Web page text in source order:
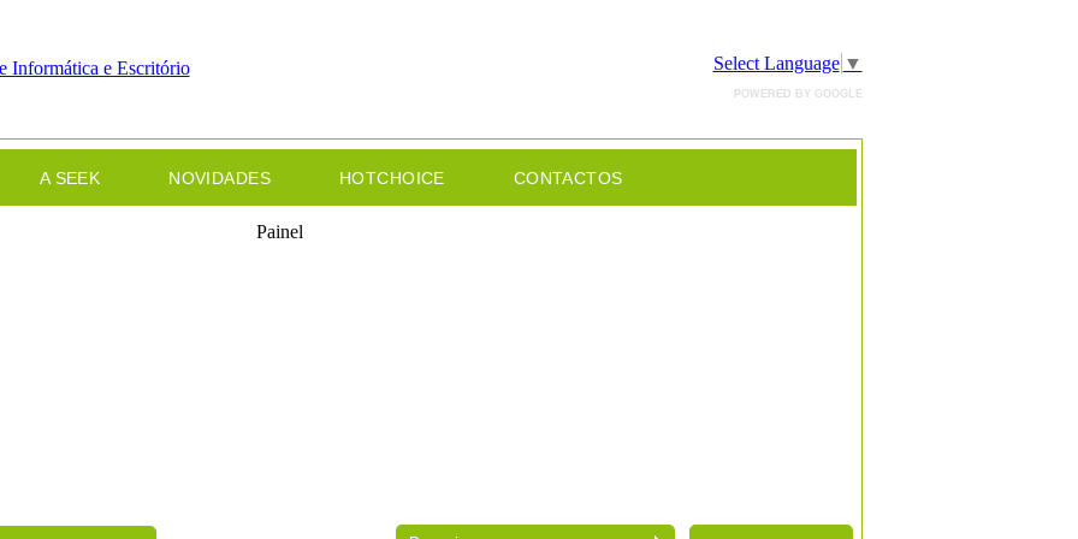
Select Language ▼
POWERED BY GOOGLE
A SEEK NOVIDADES HOTCHOICE CONTACTOS